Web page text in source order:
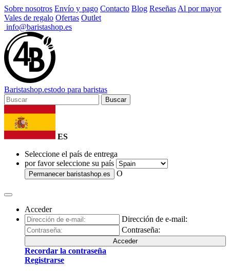
Sobre nosotros Envío y pago Contacto Blog Reseñas Al por mayor
Vales de regalo Ofertas Outlet
info@baristashop.es
Baristashop.estodo para baristas
Buscar
ES
Seleccione el país de entrega
por favor seleccione su país
Permanecer baristashop.es O
Acceder
Dirección de e-mail:
Contraseña:
Acceder
Recordar la contraseña
Registrarse